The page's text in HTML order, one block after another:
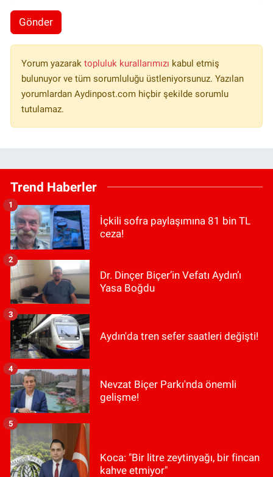
Gönder
Yorum yazarak topluluk kurallarımızı kabul etmiş
bulunuyor ve tüm sorumluluğu üstleniyorsunuz. Yazılan
yorumlardan Aydinpost.com hiçbir şekilde sorumlu
tutulamaz.
Trend Haberler
İçkili sofra paylaşımına 81 bin TL
ceza!
1
Dr. Dinçer Biçer’in Vefatı Aydın’ı
Yasa Boğdu
2
Aydın'da tren sefer saatleri değişti!
3
Nevzat Biçer Parkı'nda önemli
gelişme!
4
Koca: "Bir litre zeytinyağı, bir fincan
kahve etmiyor"
5